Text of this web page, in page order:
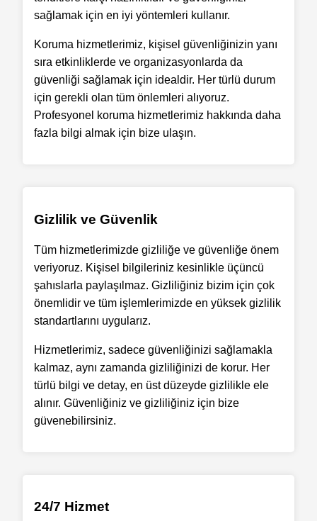
sağlamak için en iyi yöntemleri kullanır.
Koruma hizmetlerimiz, kişisel güvenliğinizin yanı
sıra etkinliklerde ve organizasyonlarda da
güvenliği sağlamak için idealdir. Her türlü durum
için gerekli olan tüm önlemleri alıyoruz.
Profesyonel koruma hizmetlerimiz hakkında daha
fazla bilgi almak için bize ulaşın.
Gizlilik ve Güvenlik
Tüm hizmetlerimizde gizliliğe ve güvenliğe önem
veriyoruz. Kişisel bilgileriniz kesinlikle üçüncü
şahıslarla paylaşılmaz. Gizliliğiniz bizim için çok
önemlidir ve tüm işlemlerimizde en yüksek gizlilik
standartlarını uygularız.
Hizmetlerimiz, sadece güvenliğinizi sağlamakla
kalmaz, aynı zamanda gizliliğinizi de korur. Her
türlü bilgi ve detay, en üst düzeyde gizlilikle ele
alınır. Güvenliğiniz ve gizliliğiniz için bize
güvenebilirsiniz.
24/7 Hizmet